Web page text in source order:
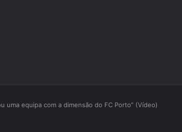
uma equipa com a dimensão do FC Porto” (Vídeo)